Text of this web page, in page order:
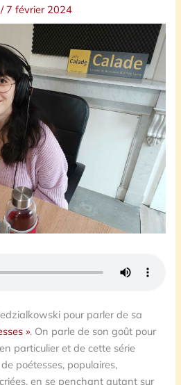
/ 7 février 2024
pour parler de sa
». On parle de son goût pour
particulier et de cette série
poétesses, populaires,
en se penchant autant sur